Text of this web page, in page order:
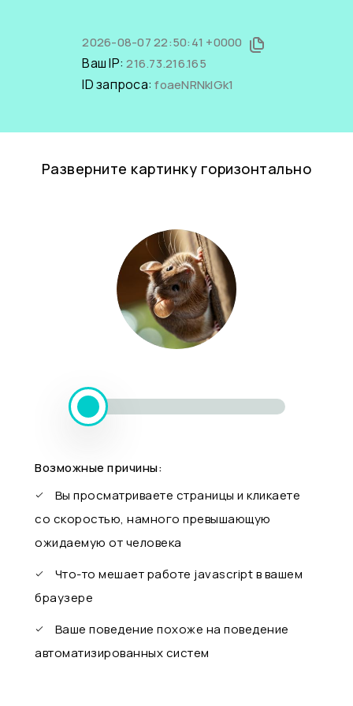
2026-08-07 22:50:41 +0000
Ваш IP:216.73.216.165
ID запроса:foaeNRNkIGk1
Разверните картинку горизонтально
Возможные причины:
Вы просматриваете страницы и кликаете
со скоростью, намного превышающую
ожидаемую от человека
Что-то мешает работе javascript в вашем
браузере
Ваше поведение похоже на поведение
автоматизированных систем